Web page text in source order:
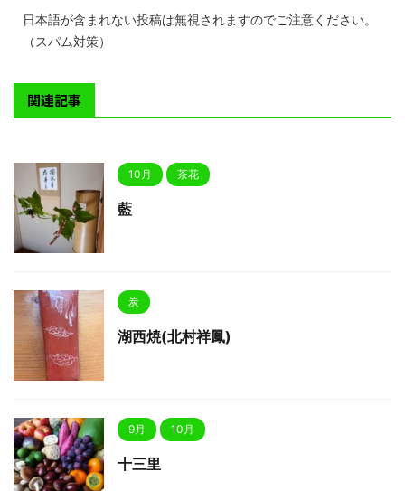
日本語が含まれない投稿は無視されますのでご注意ください。
（スパム対策）
関連記事
10月 茶花
藍
炭
湖西焼(北村祥鳳)
9月 10月
十三里